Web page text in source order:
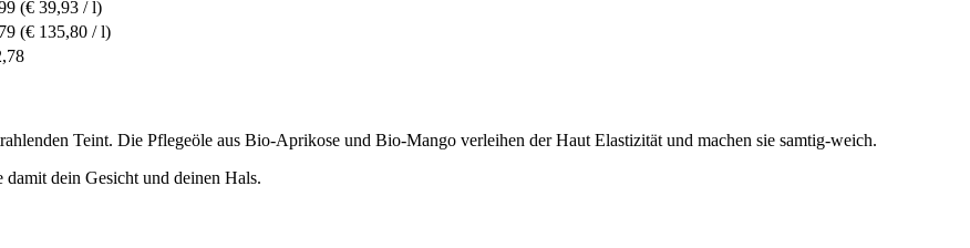
(€ 39,93 / l)
(€ 135,80 / l)
Teint. Die Pflegeöle aus Bio-Aprikose und Bio-Mango verleihen der Haut Elastizität und machen sie samtig-weich.
dein Gesicht und deinen Hals.